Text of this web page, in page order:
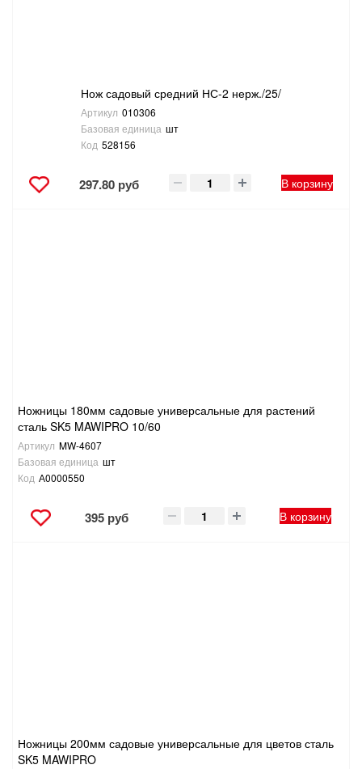
Нож садовый средний НС-2 нерж./25/
Артикул 010306
Базовая единица шт
Код 528156
297.80 руб В корзину
Ножницы 180мм садовые универсальные для растений
сталь SK5 MAWIPRO 10/60
Артикул MW-4607
Базовая единица шт
Код А0000550
395 руб В корзину
Ножницы 200мм садовые универсальные для цветов сталь
SK5 MAWIPRO